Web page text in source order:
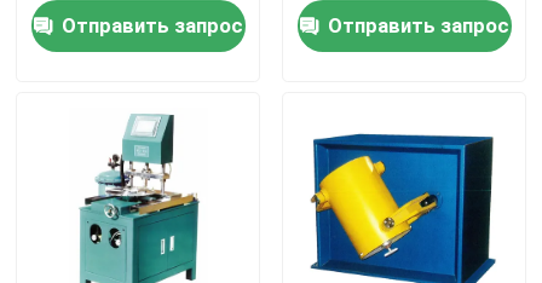
Свяжитесь мы
Спросите цитату
Алмазная пила
Отправить запрос
Отправить запрос